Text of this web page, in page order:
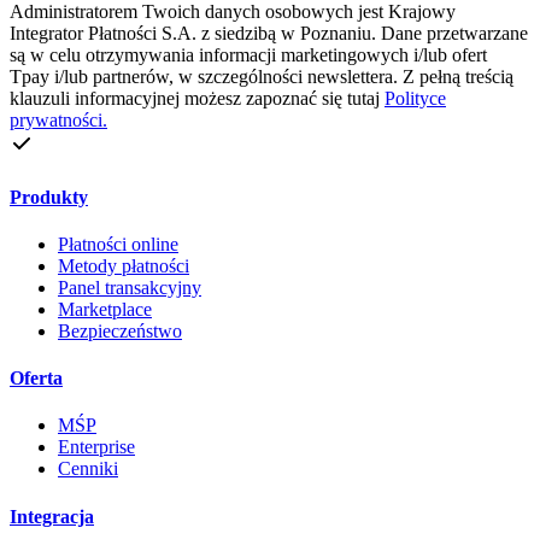
Administratorem Twoich danych osobowych jest Krajowy
Integrator Płatności S.A. z siedzibą w Poznaniu. Dane przetwarzane
są w celu otrzymywania informacji marketingowych i/lub ofert
Tpay i/lub partnerów, w szczególności newslettera. Z pełną treścią
klauzuli informacyjnej możesz zapoznać się tutaj Polityce
prywatności.
Produkty
Płatności online
Metody płatności
Panel transakcyjny
Marketplace
Bezpieczeństwo
Oferta
MŚP
Enterprise
Cenniki
Integracja